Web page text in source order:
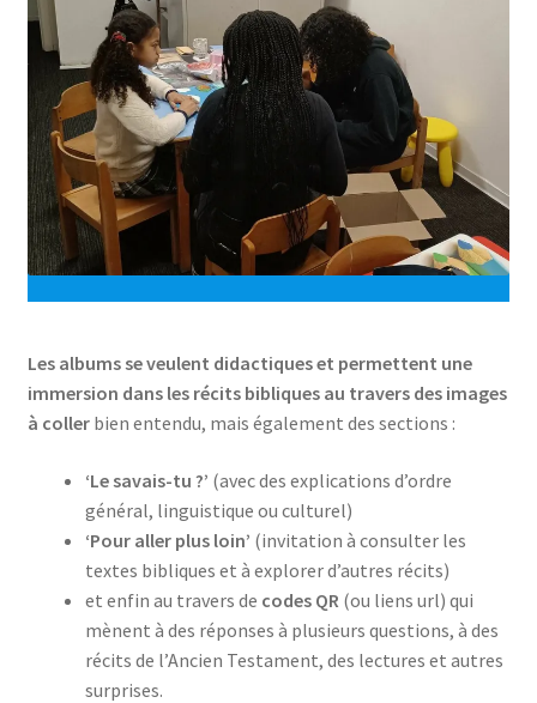
Les albums se veulent didactiques et permettent une
immersion dans les récits bibliques au travers des images
à collerbien entendu, mais également des sections :
‘Le savais-tu ?’ (avec des explications d’ordre
général, linguistique ou culturel)
‘Pour aller plus loin’ (invitation à consulter les
textes bibliques et à explorer d’autres récits)
et enfin au travers de codes QR (ou liens url) qui
mènent à des réponses à plusieurs questions, à des
récits de l’Ancien Testament, des lectures et autres
surprises.